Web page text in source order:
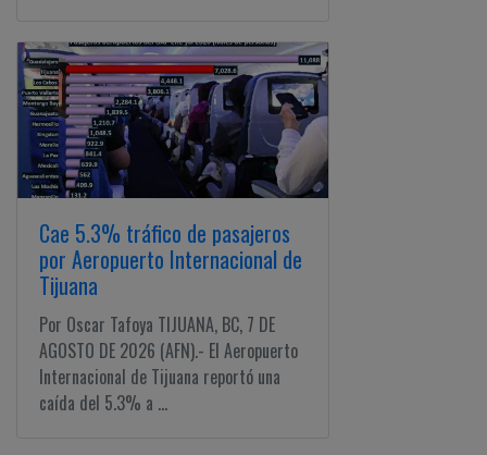
Cae 5.3% tráfico de pasajeros
por Aeropuerto Internacional de
Tijuana
Por Oscar Tafoya TIJUANA, BC, 7 DE
AGOSTO DE 2026 (AFN).- El Aeropuerto
Internacional de Tijuana reportó una
caída del 5.3% a ...